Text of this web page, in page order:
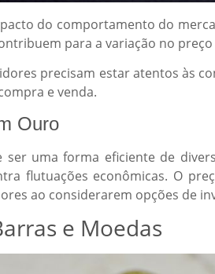
do comportamento do
para a variação no
precisam estar atentos às
e venda.
Ouro
ser uma forma eficiente de
flutuações econômicas. O
ao considerarem opções de
e Moedas